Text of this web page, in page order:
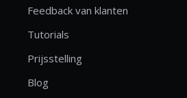
Feedback van klanten
Tutorials
Prijsstelling
Blog